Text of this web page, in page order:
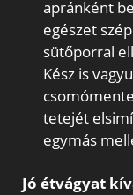
apránként
egészet
sütőporral
Kész is
tetejét
egymás
Jó étvágyat